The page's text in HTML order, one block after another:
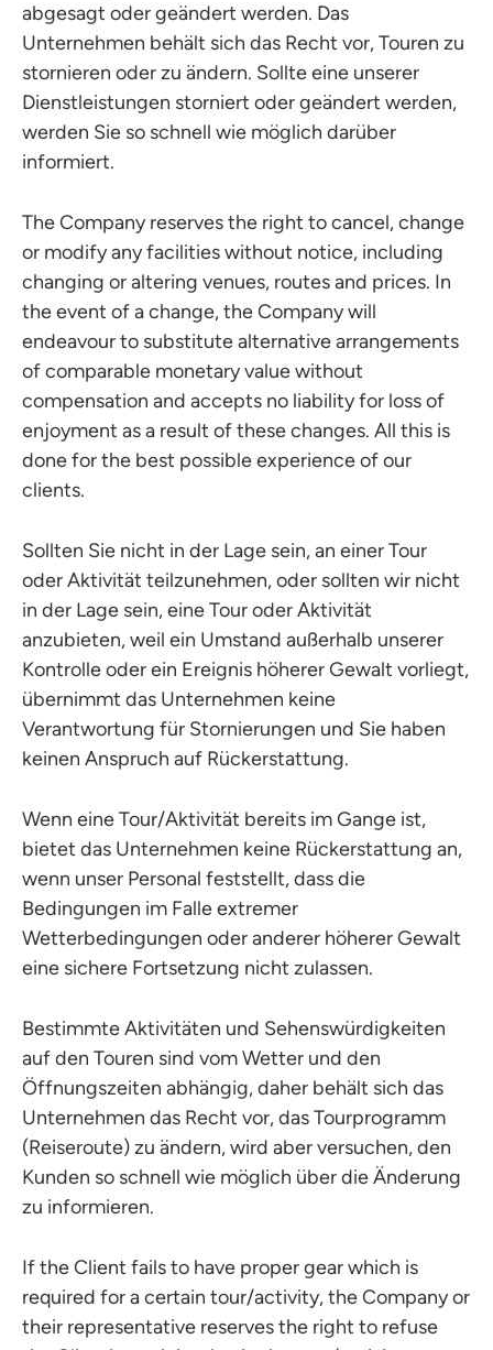
abgesagt oder geändert werden. Das
Unternehmen behält sich das Recht vor, Touren zu
stornieren oder zu ändern. Sollte eine unserer
Dienstleistungen storniert oder geändert werden,
werden Sie so schnell wie möglich darüber
informiert.
The Company reserves the right to cancel, change
or modify any facilities without notice, including
changing or altering venues, routes and prices. In
the event of a change, the Company will
endeavour to substitute alternative arrangements
of comparable monetary value without
compensation and accepts no liability for loss of
enjoyment as a result of these changes. All this is
done for the best possible experience of our
clients.
Sollten Sie nicht in der Lage sein, an einer Tour
oder Aktivität teilzunehmen, oder sollten wir nicht
in der Lage sein, eine Tour oder Aktivität
anzubieten, weil ein Umstand außerhalb unserer
Kontrolle oder ein Ereignis höherer Gewalt vorliegt,
übernimmt das Unternehmen keine
Verantwortung für Stornierungen und Sie haben
keinen Anspruch auf Rückerstattung.
Wenn eine Tour/Aktivität bereits im Gange ist,
bietet das Unternehmen keine Rückerstattung an,
wenn unser Personal feststellt, dass die
Bedingungen im Falle extremer
Wetterbedingungen oder anderer höherer Gewalt
eine sichere Fortsetzung nicht zulassen.
Bestimmte Aktivitäten und Sehenswürdigkeiten
auf den Touren sind vom Wetter und den
Öffnungszeiten abhängig, daher behält sich das
Unternehmen das Recht vor, das Tourprogramm
(Reiseroute) zu ändern, wird aber versuchen, den
Kunden so schnell wie möglich über die Änderung
zu informieren.
If the Client fails to have proper gear which is
required for a certain tour/activity, the Company or
their representative reserves the right to refuse